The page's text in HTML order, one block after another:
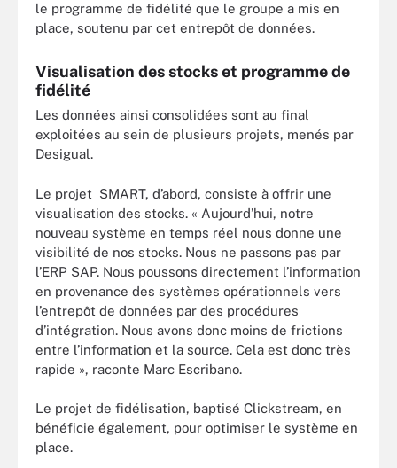
le programme de fidélité que le groupe a mis en
place, soutenu par cet entrepôt de données.
Visualisation des stocks et programme de
fidélité
Les données ainsi consolidées sont au final
exploitées au sein de plusieurs projets, menés par
Desigual.
Le projet SMART, d’abord, consiste à offrir une
visualisation des stocks. « Aujourd’hui, notre
nouveau système en temps réel nous donne une
visibilité de nos stocks. Nous ne passons pas par
l’ERP SAP. Nous poussons directement l’information
en provenance des systèmes opérationnels vers
l’entrepôt de données par des procédures
d’intégration. Nous avons donc moins de frictions
entre l’information et la source. Cela est donc très
rapide », raconte Marc Escribano.
Le projet de fidélisation, baptisé Clickstream, en
bénéficie également, pour optimiser le système en
place.